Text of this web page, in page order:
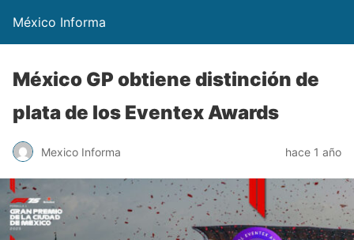
México Informa
México GP obtiene distinción de
plata de los Eventex Awards
Mexico Informa hace 1 año